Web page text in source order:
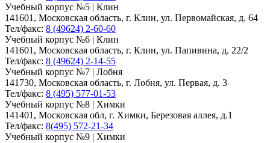
Учебный корпус №5 | Клин
141601, Московская область, г. Клин, ул. Первомайская, д. 64
Тел/факс: 8 (49624) 2-60-60
Учебный корпус №6 | Клин
141601, Московская область, г. Клин, ул. Папивина, д. 22/2
Тел/факс: 8 (49624) 2-14-55
Учебный корпус №7 | Лобня
141730, Московская область, г. Лобня, ул. Первая, д. 3
Тел/факс: 8 (495) 577-01-53
Учебный корпус №8 | Химки
141401, Московская обл, г. Химки, Березовая аллея, д.1
Тел/факс: 8(495) 572-21-34
Учебный корпус №9 | Химки